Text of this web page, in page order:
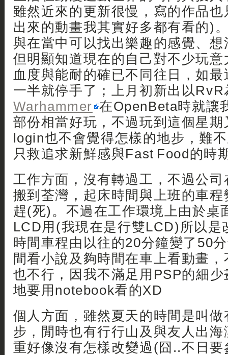
雖然近來的更新很慢，寫的作品
出來的動畫我其實好多都有看的)
與在當中可以找出樂趣的感覺、
但明顯知道現在的自己對不少玩
血度與能耐的確已不同往日，如
一半就停手了；上月初新出以
Warhammer 在OpenBeta時就讓
部份相當好玩，不過玩到這個星
login也不會覺得怎樣的地步，難
只救追求新鮮感與Fast Food的時
工作方面，沒有轉過工，不過公
搬到荃灣，起床時間與上班的車
趕(死)。不過在工作環境上由於桌
LCD用(我現在是行雙LCD)所以是
時間車程由以往的20分鐘變了50
間看小說及夠時間在車上看動畫
也不行，因我不滿足用PSP的細
地要用notebook看的XD
個人方面，雖然夏天的時間是叫
步，閒時也有行行山及與友人出
重好像沒有怎樣改變過(囧..不日